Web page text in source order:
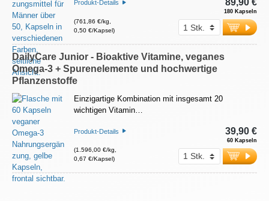
Produkt-Details
(761,86 €/kg,
0,50 €/Kapsel)
180 Kapseln
89,90 €
DailyCare Junior - Bioaktive Vitamine, veganes
Omega-3 + Spurenelemente und hochwertige
Pflanzenstoffe
Einzigartige Kombination mit insgesamt 20
wichtigen Vitamin…
Produkt-Details
(1.596,00 €/kg,
0,67 €/Kapsel)
60 Kapseln
39,90 €